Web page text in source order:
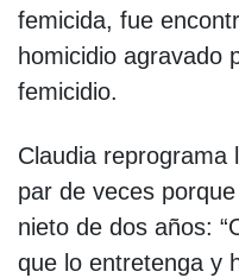
femicida, fue
homicidio agravado
femicidio.
Claudia reprograma
par de veces
nieto de dos años:
que lo entretenga y